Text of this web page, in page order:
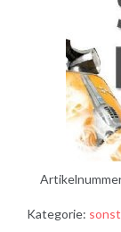
Kategorie: